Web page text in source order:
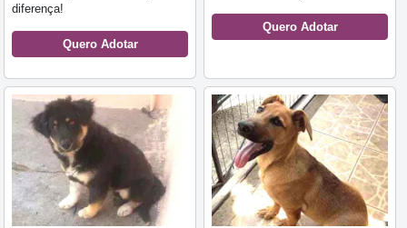
diferença!
Quero Adotar
Quero Adotar